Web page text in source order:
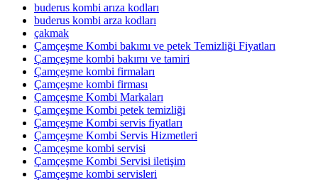
buderus kombi arıza kodları
buderus kombi arza kodları
çakmak
Çamçeşme Kombi bakımı ve petek Temizliği Fiyatları
Çamçeşme kombi bakımı ve tamiri
Çamçeşme kombi firmaları
Çamçeşme kombi firması
Çamçeşme Kombi Markaları
Çamçeşme Kombi petek temizliği
Çamçeşme Kombi servis fiyatları
Çamçeşme Kombi Servis Hizmetleri
Çamçeşme kombi servisi
Çamçeşme Kombi Servisi iletişim
Çamçeşme kombi servisleri